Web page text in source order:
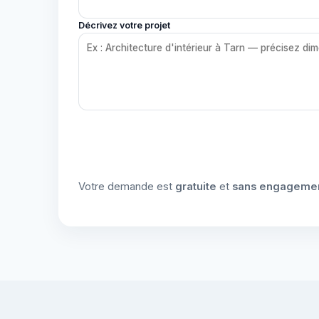
Décrivez votre projet
Votre demande est gratuite et sans